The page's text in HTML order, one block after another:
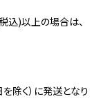
込)以上の場合は、
除く）に発送となり